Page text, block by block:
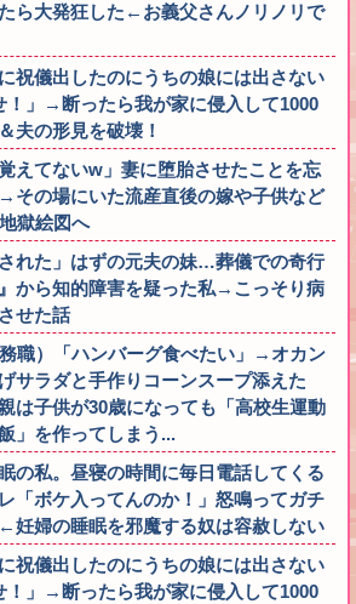
ら大発狂した←お義父さんノリノリで
祝儀出したのにうちの娘には出さない
！」→断ったら我が家に侵入して1000
夫の形見を破壊！
えてないw」妻に堕胎させたことを忘
その場にいた流産直後の嫁や子供など
獄絵図へ
された」はずの元夫の妹…葬儀での奇行
から知的障害を疑った私→こっそり病
せた話
職）「ハンバーグ食べたい」→オカン
サラダと手作りコーンスープ添えた
は子供が30歳になっても「高校生運動
」を作ってしまう...
の私。昼寝の時間に毎日電話してくる
「ボケ入ってんのか！」怒鳴ってガチ
妊婦の睡眠を邪魔する奴は容赦しない
祝儀出したのにうちの娘には出さない
！」→断ったら我が家に侵入して1000